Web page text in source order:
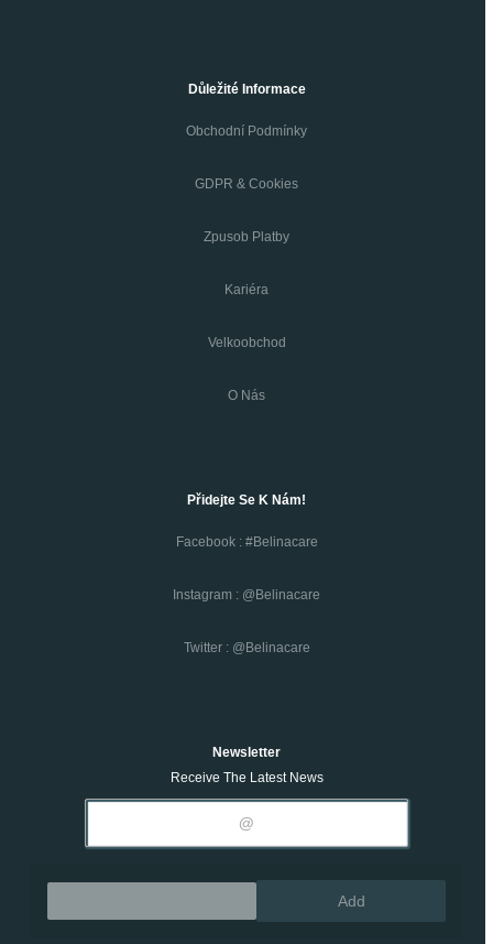
Důležité Informace
Obchodní Podmínky
GDPR & Cookies
Zpusob Platby
Kariéra
Velkoobchod
O Nás
Přidejte Se K Nám!
Facebook : #belinacare
Instagram : @belinacare
Twitter : @belinacare
Newsletter
Receive The Latest News
Add